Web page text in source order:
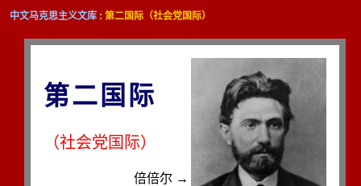
中文马克思主义文库 : 第二国际（社会党国际）
第二国际
（社会党国际）
倍倍尔 →